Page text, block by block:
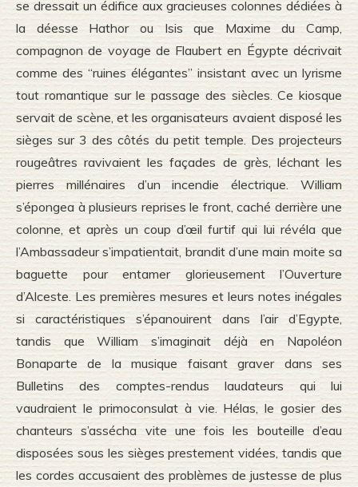
se dressait un édifice aux gracieuses colonnes dédiées à
la déesse Hathor ou Isis que Maxime du Camp,
compagnon de voyage de Flaubert en Égypte décrivait
comme des “ruines élégantes” insistant avec un lyrisme
tout romantique sur le passage des siècles. Ce kiosque
servait de scène, et les organisateurs avaient disposé les
sièges sur 3 des côtés du petit temple. Des projecteurs
rougeâtres ravivaient les façades de grès, léchant les
pierres millénaires d’un incendie électrique. William
s’épongea à plusieurs reprises le front, caché derrière une
colonne, et après un coup d’œil furtif qui lui révéla que
l’Ambassadeur s’impatientait, brandit d’une main moite sa
baguette pour entamer glorieusement l’Ouverture
d’Alceste. Les premières mesures et leurs notes inégales
si caractéristiques s’épanouirent dans l’air d’Egypte,
tandis que William s’imaginait déjà en Napoléon
Bonaparte de la musique faisant graver dans ses
Bulletins des comptes-rendus laudateurs qui lui
vaudraient le primoconsulat à vie. Hélas, le gosier des
chanteurs s’assécha vite une fois les bouteille d’eau
disposées sous les sièges prestement vidées, tandis que
les cordes accusaient des problèmes de justesse de plus